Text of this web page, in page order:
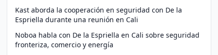
Kast aborda la cooperación en seguridad con De la
Espriella durante una reunión en Cali
Noboa habla con De la Espriella en Cali sobre seguridad
fronteriza, comercio y energía